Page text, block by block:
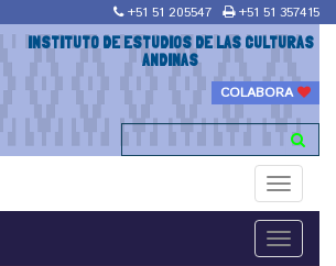
+51 51 205547 +51 51 357415
INSTITUTO DE ESTUDIOS DE LAS CULTURAS
ANDINAS
COLABORA
Toggle
Toggle